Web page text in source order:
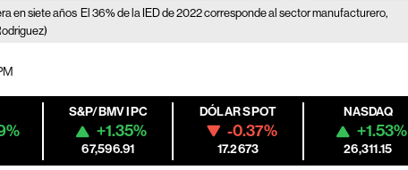
en siete años El 36% de la IED de 2022 corresponde al sector manufacturero,
S&P/BMV IPC
+1.35%
67,596.91
DÓLAR SPOT
-0.37%
17.2673
NASDAQ
+1.53%
26,311.15